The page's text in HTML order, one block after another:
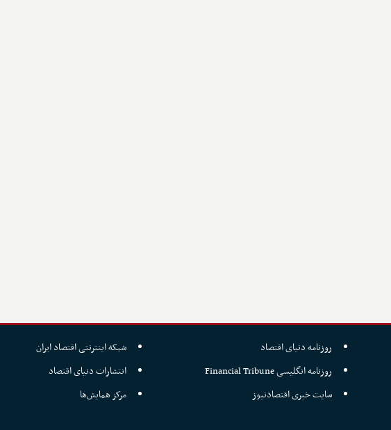
روزنامه دنیای اقتصاد
روزنامه انگلیسی Financial Tribune
سایت خبری اقتصادنیوز
شبکه اینترنتی اقتصاد ایران
انتشارات دنیای اقتصاد
مرکز همایش‌ها